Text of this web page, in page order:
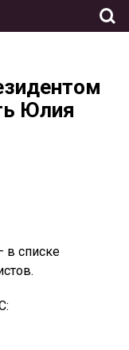
Юлия
в списке